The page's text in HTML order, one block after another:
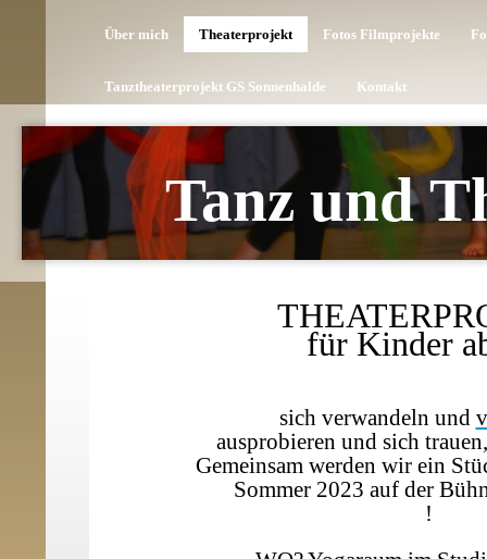
Über mich Theaterprojekt Fotos Filmprojekte
Tanztheaterprojekt GS Sonnenhalde Kontakt
Tanz und
für Kinder
sich verwandeln und
ausprobieren und sich
Gemeinsam werden wir ein
Sommer 2023 auf der
!